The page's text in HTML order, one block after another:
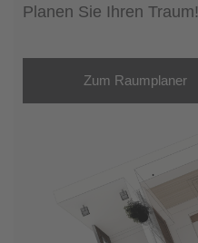
Planen Sie Ihren Traum!
Zum Raumplaner